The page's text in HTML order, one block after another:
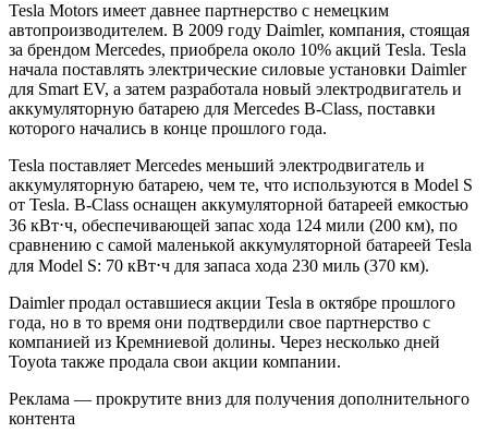
Tesla Motors имеет давнее партнерство с немецким
автопроизводителем. В 2009 году Daimler, компания, стоящая
за брендом Mercedes, приобрела около 10% акций Tesla. Tesla
начала поставлять электрические силовые установки Daimler
для Smart EV, а затем разработала новый электродвигатель и
аккумуляторную батарею для Mercedes B-Class, поставки
которого начались в конце прошлого года.
Tesla поставляет Mercedes меньший электродвигатель и
аккумуляторную батарею, чем те, что используются в Model S
от Tesla. B-Class оснащен аккумуляторной батареей емкостью
36 кВт⋅ч, обеспечивающей запас хода 124 мили (200 км), по
сравнению с самой маленькой аккумуляторной батареей Tesla
для Model S: 70 кВт⋅ч для запаса хода 230 миль (370 км).
Daimler продал оставшиеся акции Tesla в октябре прошлого
года, но в то время они подтвердили свое партнерство с
компанией из Кремниевой долины. Через несколько дней
Toyota также продала свои акции компании.
Реклама — прокрутите вниз для получения дополнительного
контента